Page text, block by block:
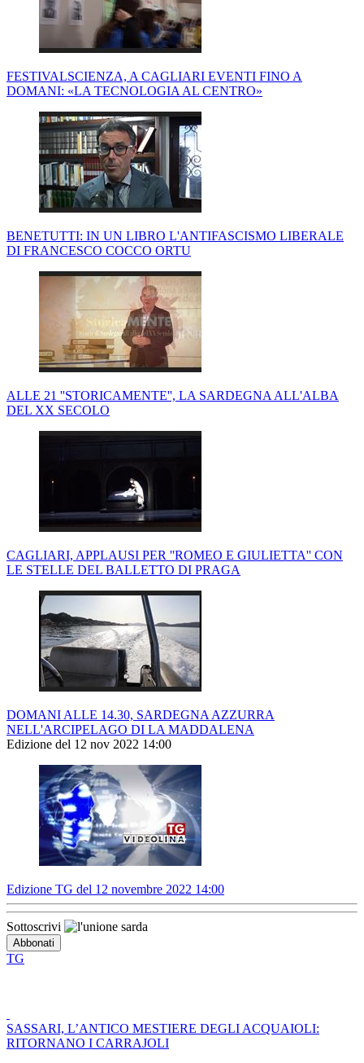
FESTIVALSCIENZA, A CAGLIARI EVENTI FINO A
DOMANI: «LA TECNOLOGIA AL CENTRO»
BENETUTTI: IN UN LIBRO L'ANTIFASCISMO LIBERALE
DI FRANCESCO COCCO ORTU
ALLE 21 ''STORICAMENTE'', LA SARDEGNA ALL'ALBA
DEL XX SECOLO
CAGLIARI, APPLAUSI PER ''ROMEO E GIULIETTA'' CON
LE STELLE DEL BALLETTO DI PRAGA
DOMANI ALLE 14.30, SARDEGNA AZZURRA
NELL'ARCIPELAGO DI LA MADDALENA
Edizione del 12 nov 2022 14:00
Edizione TG del 12 novembre 2022 14:00
Sottoscrivi
TG
SASSARI, L’ANTICO MESTIERE DEGLI ACQUAIOLI:
RITORNANO I CARRAJOLI